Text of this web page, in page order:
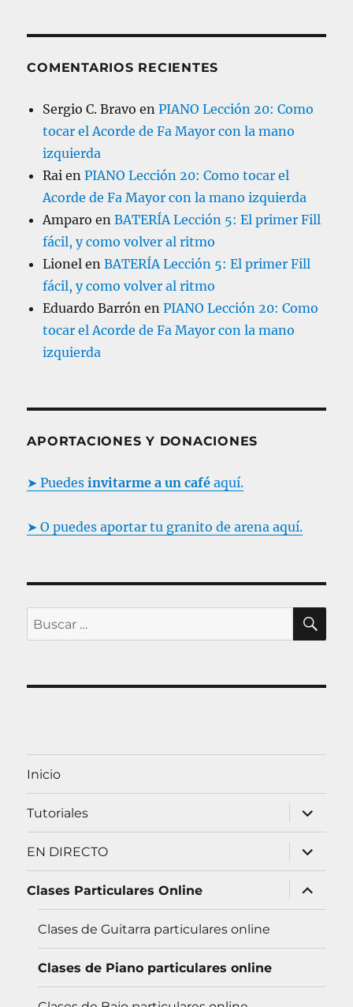
COMENTARIOS RECIENTES
Sergio C. Bravo enPIANO Lección 20: Como
tocar el Acorde de Fa Mayor con la mano
izquierda
Rai enPIANO Lección 20: Como tocar el
Acorde de Fa Mayor con la mano izquierda
Amparo enBATERÍA Lección 5: El primer Fill
fácil, y como volver al ritmo
Lionel enBATERÍA Lección 5: El primer Fill
fácil, y como volver al ritmo
Eduardo Barrón enPIANO Lección 20: Como
tocar el Acorde de Fa Mayor con la mano
izquierda
APORTACIONES Y DONACIONES
➤ Puedesinvitarme a un café aquí.
➤ O puedes aportar tu granito de arena aquí.
B
u
c
p
o
r
:
B
S
Inicio
Tutoriales
expandir
menú
hijo
EN DIRECTO
expandir
menú
hijo
Clases Particulares Online
plegar
menú
inferior
Clases de Guitarra particulares online
Clases de Piano particulares online